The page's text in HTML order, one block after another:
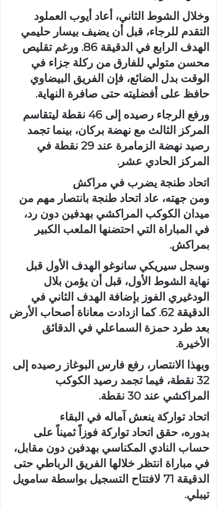
وخلال الشوط الثاني، أعاد أيوب العملود
التقدم للرجاء، قبل أن يضيف بيسار حليمي
الهدف الرابع في الدقيقة 86. ورغم تقليص
محسن متولي للفارق من ركلة جزاء في
الوقت بدل الضائع، فإن الفريق البيضاوي
حافظ على أفضليته حتى صافرة النهاية.
ورفع الرجاء رصيده إلى 46 نقطة ليتقاسم
المركز الثالث مع نهضة بركان، بينما تجمد
رصيد نهضة الزمامرة عند 29 نقطة في
المركز الحادي عشر.
اتحاد طنجة يضرب في مراكش
ومن جهته، عاد اتحاد طنجة بانتصار مهم من
ميدان الكوكب المراكشي بهدفين دون رد،
في المباراة التي احتضنها الملعب الكبير
بمراكش.
وسجل سيريكي سانوغو الهدف الأول قبل
نهاية الشوط الأول، قبل أن يؤمن بلال
الودغيري الفوز بإضافة الهدف الثاني في
الدقيقة 62. كما ازدادت معاناة أصحاب الأرض
بعد طرد حمزة السماعلي في الدقائق
الأخيرة.
وبهذا الانتصار، رفع فارس البوغاز رصيده إلى
32 نقطة، فيما تجمد رصيد الكوكب
المراكشي عند 30 نقطة.
اتحاد تواركة ينعش آماله في البقاء
بدوره، حقق اتحاد تواركة فوزاً ثميناً على
حساب النادي المكناسي بهدفين دون مقابل،
في مباراة انتظر خلالها الفريق الرباطي حتى
الدقيقة 71 لافتتاح التسجيل بواسطة سامويل
تيبلي.